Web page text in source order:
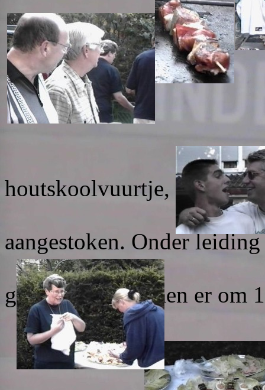
Een
houtskoolvuurtje, om op te
tijdig
aangestoken. Onder
gingen de vlammen er om